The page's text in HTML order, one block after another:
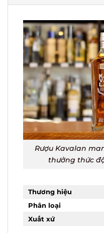
CAM KẾT CHẤT LƯỢNG
Rượu Kavalan
thưởng thức
Thương hiệu
Phân loại
Xuất xứ